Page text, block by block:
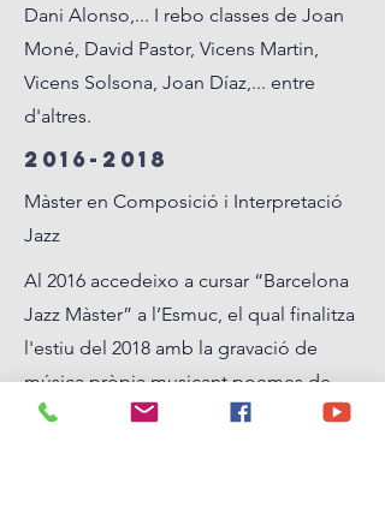
Dani Alonso,... I rebo classes de Joan
Moné, David Pastor, Vicens Martin,
Vicens Solsona, Joan Díaz,... entre
d'altres.
2016-2018
Màster en Composició i Interpretació
Jazz
Al 2016 accedeixo a cursar “Barcelona
Jazz Màster” a l’Esmuc, el qual finalitza
l'estiu del 2018 amb la gravació de
música pròpia musicant poemes de
Màrius Torres, projecte titulat
Elegia a